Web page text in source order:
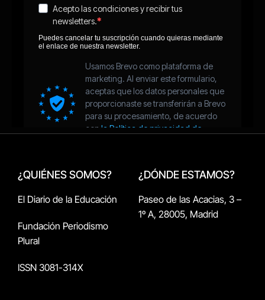
¿QUIÉNES SOMOS?
El Diario de la Educación
Fundación Periodismo
Plural
ISSN 3081-314X
¿DÓNDE ESTAMOS?
Paseo de las Acacias, 3 –
1º A, 28005, Madrid